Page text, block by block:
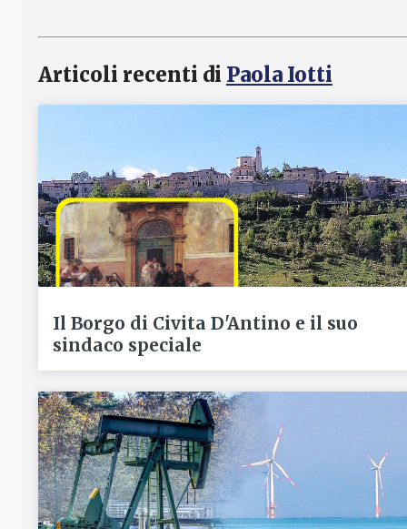
Articoli recenti di Paola Iotti
Il Borgo di Civita D'Antino e il suo
sindaco speciale